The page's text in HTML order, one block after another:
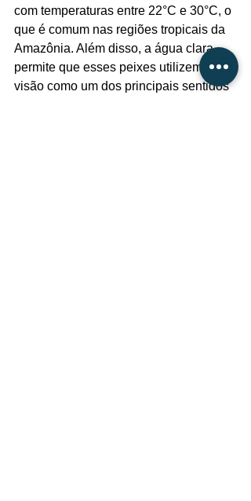
com temperaturas entre 22°C e 30°C, o
que é comum nas regiões tropicais da
Amazônia. Além disso, a água clara
permite que esses peixes utilizem a
visão como um dos principais sentidos